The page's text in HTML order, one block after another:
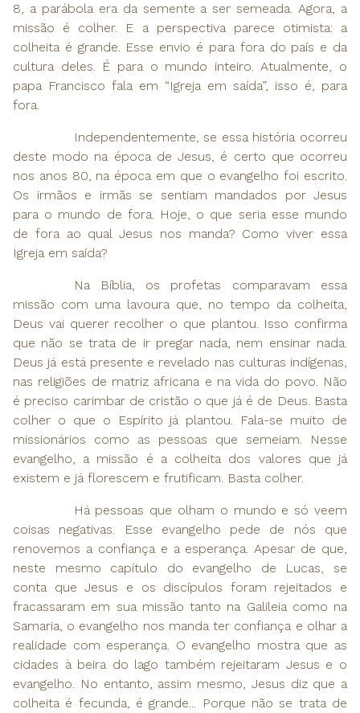
8, a parábola era da semente a ser semeada. Agora, a
missão é colher. E a perspectiva parece otimista: a
colheita é grande. Esse envio é para fora do país e da
cultura deles. É para o mundo inteiro. Atualmente, o
papa Francisco fala em “Igreja em saída”, isso é, para
fora.
Independentemente, se essa história ocorreu
deste modo na época de Jesus, é certo que ocorreu
nos anos 80, na época em que o evangelho foi escrito.
Os irmãos e irmãs se sentiam mandados por Jesus
para o mundo de fora. Hoje, o que seria esse mundo
de fora ao qual Jesus nos manda? Como viver essa
Igreja em saída?
Na Bíblia, os profetas comparavam essa
missão com uma lavoura que, no tempo da colheita,
Deus vai querer recolher o que plantou. Isso confirma
que não se trata de ir pregar nada, nem ensinar nada.
Deus já está presente e revelado nas culturas indígenas,
nas religiões de matriz africana e na vida do povo. Não
é preciso carimbar de cristão o que já é de Deus. Basta
colher o que o Espírito já plantou. Fala-se muito de
missionários como as pessoas que semeiam. Nesse
evangelho, a missão é a colheita dos valores que já
existem e já florescem e frutificam. Basta colher.
Há pessoas que olham o mundo e só veem
coisas negativas. Esse evangelho pede de nós que
renovemos a confiança e a esperança. Apesar de que,
neste mesmo capítulo do evangelho de Lucas, se
conta que Jesus e os discípulos foram rejeitados e
fracassaram em sua missão tanto na Galileia como na
Samaria, o evangelho nos manda ter confiança e olhar a
realidade com esperança. O evangelho mostra que as
cidades à beira do lago também rejeitaram Jesus e o
evangelho. No entanto, assim mesmo, Jesus diz que a
colheita é fecunda, é grande... Porque não se trata de